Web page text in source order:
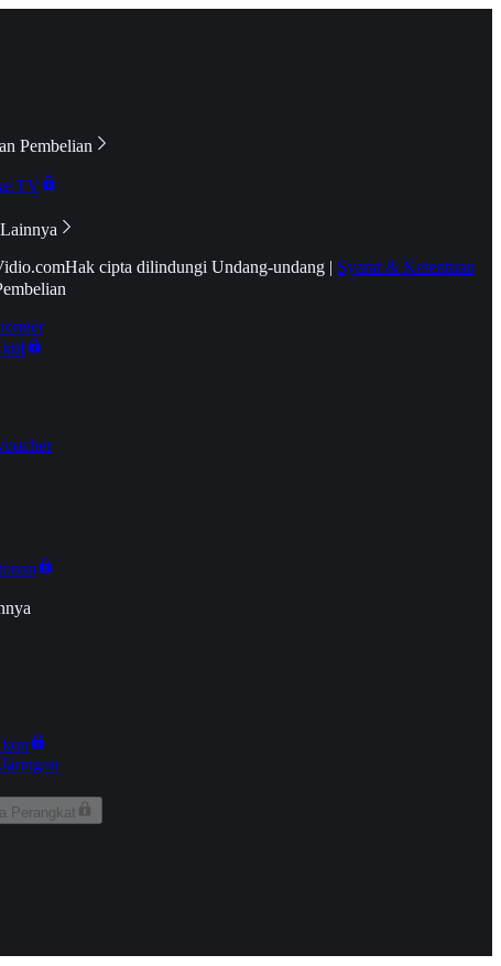
Pembelian
TV
Hak cipta dilindungi Undang-undang | Syarat & Ketentuan
Perangkat